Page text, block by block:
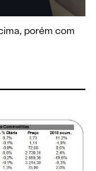
porém com